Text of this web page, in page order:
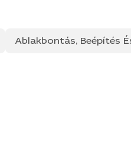
Ablakbontás, Beépítés